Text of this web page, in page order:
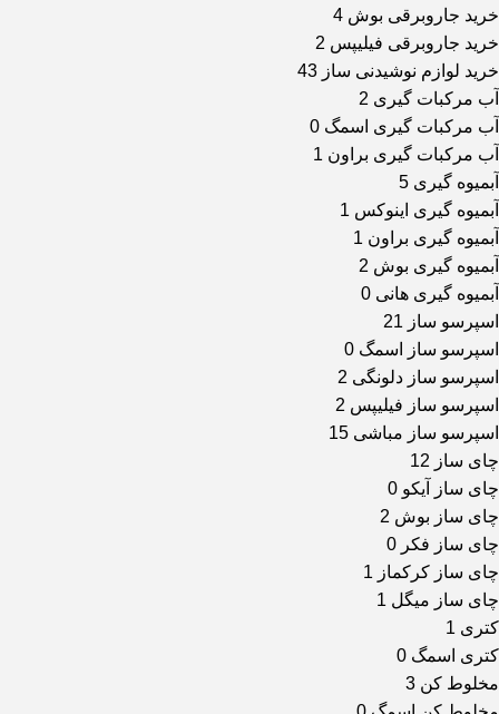
خرید جاروبرقی بوش 4
خرید جاروبرقی فیلیپس 2
خرید لوازم نوشیدنی ساز 43
آب مرکبات گیری 2
آب مرکبات گیری اسمگ 0
آب مرکبات گیری براون 1
آبمیوه گیری 5
آبمیوه گیری اینوکس 1
آبمیوه گیری براون 1
آبمیوه گیری بوش 2
آبمیوه گیری هانی 0
اسپرسو ساز 21
اسپرسو ساز اسمگ 0
اسپرسو ساز دلونگی 2
اسپرسو ساز فیلیپس 2
اسپرسو ساز مباشی 15
چای ساز 12
چای ساز آیکو 0
چای ساز بوش 2
چای ساز فکر 0
چای ساز کرکماز 1
چای ساز میگل 1
کتری 1
کتری اسمگ 0
مخلوط کن 3